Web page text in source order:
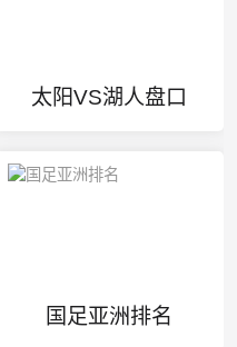
太阳VS湖人盘口
国足亚洲排名